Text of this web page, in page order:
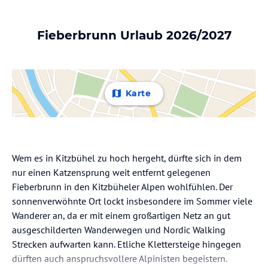
Fieberbrunn Urlaub 2026/2027
Karte
Wem es in Kitzbühel zu hoch hergeht, dürfte sich in dem
nur einen Katzensprung weit entfernt gelegenen
Fieberbrunn in den Kitzbüheler Alpen wohlfühlen. Der
sonnenverwöhnte Ort lockt insbesondere im Sommer viele
Wanderer an, da er mit einem großartigen Netz an gut
ausgeschilderten Wanderwegen und Nordic Walking
Strecken aufwarten kann. Etliche Klettersteige hingegen
dürften auch anspruchsvollere Alpinisten begeistern.